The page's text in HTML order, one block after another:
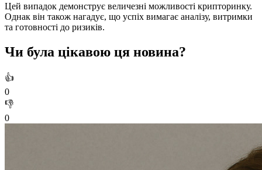
Цей випадок демонструє величезні можливості крипторинку.
Однак він також нагадує, що успіх вимагає аналізу, витримки
та готовності до ризиків.
Чи була цікавою ця новина?
👍
0
👎
0